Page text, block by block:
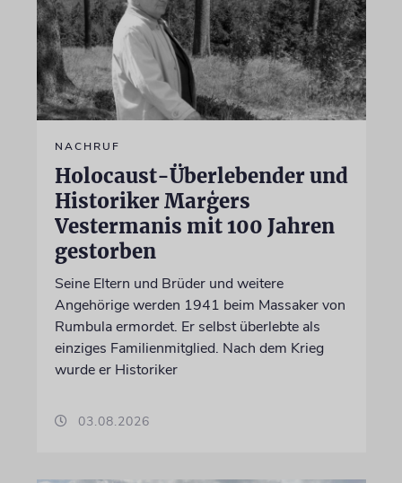
NACHRUF
Holocaust-Überlebender und
Historiker Marģers
Vestermanis mit 100 Jahren
gestorben
Seine Eltern und Brüder und weitere
Angehörige werden 1941 beim Massaker von
Rumbula ermordet. Er selbst überlebte als
einziges Familienmitglied. Nach dem Krieg
wurde er Historiker
03.08.2026